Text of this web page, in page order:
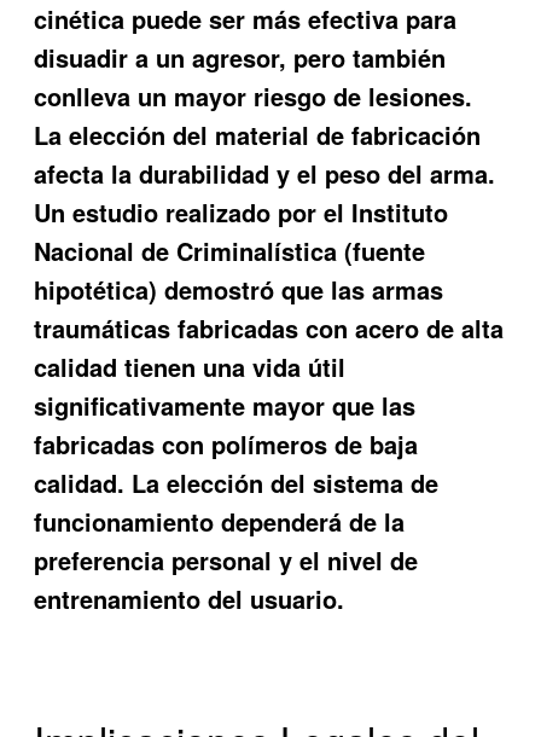
cinética puede ser más efectiva para
disuadir a un agresor, pero también
conlleva un mayor riesgo de lesiones.
La elección del material de fabricación
afecta la durabilidad y el peso del arma.
Un estudio realizado por el Instituto
Nacional de Criminalística (fuente
hipotética) demostró que las armas
traumáticas fabricadas con acero de alta
calidad tienen una vida útil
significativamente mayor que las
fabricadas con polímeros de baja
calidad. La elección del sistema de
funcionamiento dependerá de la
preferencia personal y el nivel de
entrenamiento del usuario.